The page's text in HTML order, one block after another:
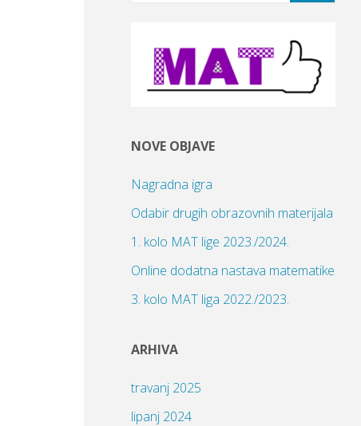
NOVE OBJAVE
Nagradna igra
Odabir drugih obrazovnih materijala
1. kolo MAT lige 2023./2024.
Online dodatna nastava matematike
3. kolo MAT liga 2022./2023.
ARHIVA
travanj 2025
lipanj 2024